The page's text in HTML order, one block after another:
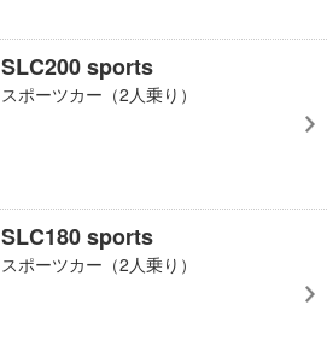
SLC200 sports
スポーツカー（2人乗り）
SLC180 sports
スポーツカー（2人乗り）